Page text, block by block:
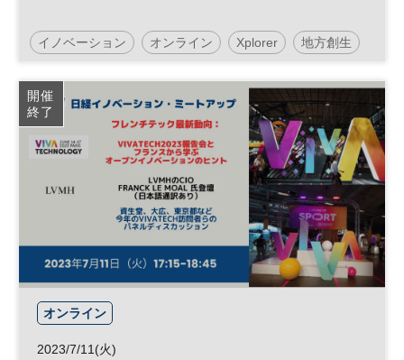
イノベーション オンライン Xplorer 地方創生
事業承継 リーダーシップ 経営者 SDGs
参加無料 平日夜開催
開催
終了
オンライン
2023/7/11(火)